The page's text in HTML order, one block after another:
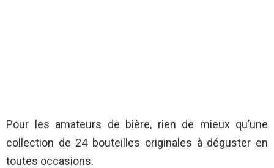
Pour les amateurs de bière, rien de mieux qu’une
collection de 24 bouteilles originales à déguster en
toutes occasions.